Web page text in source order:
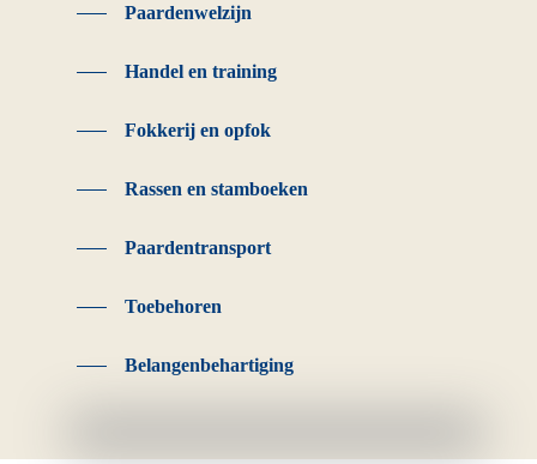
Paardenwelzijn
Handel en training
Fokkerij en opfok
Rassen en stamboeken
Paardentransport
Toebehoren
Belangenbehartiging